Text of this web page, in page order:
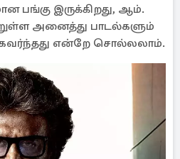
பங்கு இருக்கிறது, ஆம்.
அனைத்து பாடல்களும்
கவர்ந்தது என்றே சொல்லலாம்.